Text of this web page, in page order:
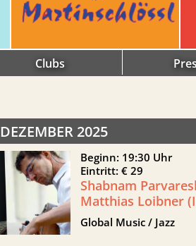
Clubs
2025
Beginn: 19:30 Uhr
Eintritt: € 29
Shabnam
Matthias Loibner
Global Music / Jazz